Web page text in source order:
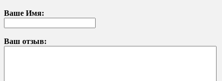
Ваше Имя:
Ваш отзыв: